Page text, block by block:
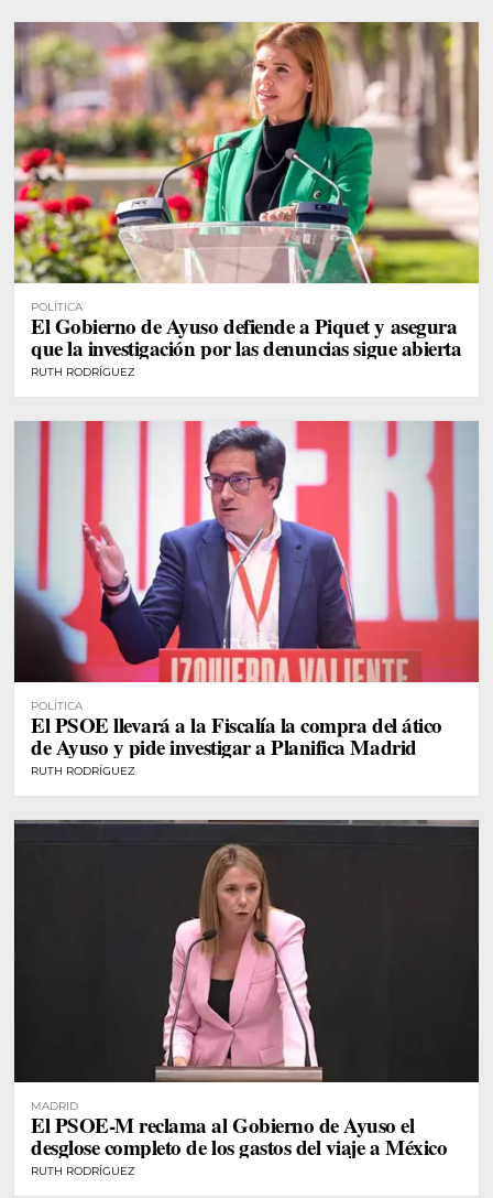
POLÍTICA
El Gobierno de Ayuso defiende a Piquet y asegura
que la investigación por las denuncias sigue abierta
RUTH RODRÍGUEZ
POLÍTICA
El PSOE llevará a la Fiscalía la compra del ático
de Ayuso y pide investigar a Planifica Madrid
RUTH RODRÍGUEZ
MADRID
El PSOE-M reclama al Gobierno de Ayuso el
desglose completo de los gastos del viaje a México
RUTH RODRÍGUEZ